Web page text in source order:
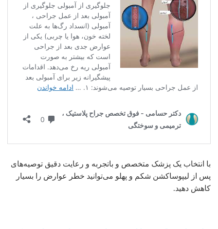
با انتخاب یک پزشک متخصص و باتجربه و رعایت دقیق توصیه‌های
پس از لیپوساکشن شکم و پهلو می‌توانید خطر عوارض را بسیار
کاهش دهید.